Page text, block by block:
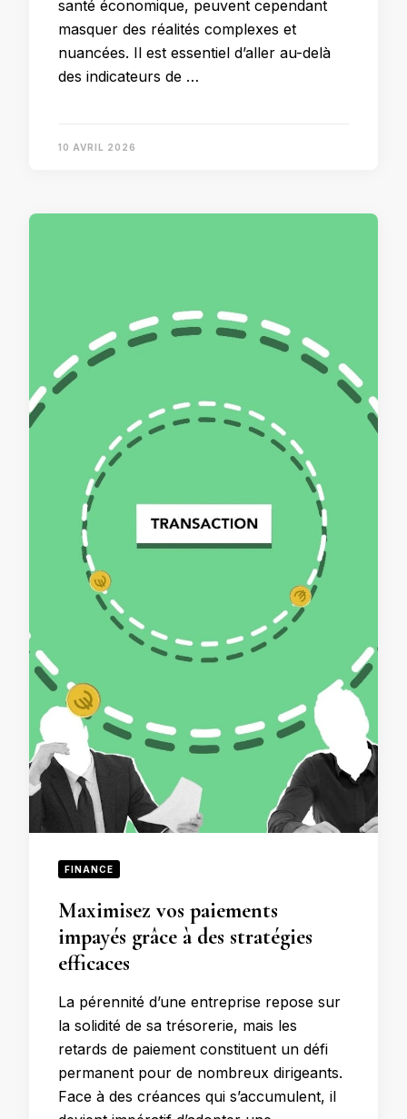
santé économique, peuvent cependant
masquer des réalités complexes et
nuancées. Il est essentiel d’aller au-delà
des indicateurs de …
10 AVRIL 2026
FINANCE
Maximisez vos paiements
impayés grâce à des stratégies
efficaces
La pérennité d’une entreprise repose sur
la solidité de sa trésorerie, mais les
retards de paiement constituent un défi
permanent pour de nombreux dirigeants.
Face à des créances qui s’accumulent, il